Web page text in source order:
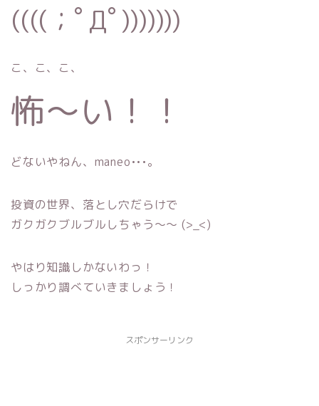
((((；ﾟДﾟ)))))))
こ、こ、こ、
怖〜い！！
どないやねん、maneo•••。
投資の世界、落とし穴だらけで
ガクガクブルブルしちゃう〜〜 (>_<)
やはり知識しかないわっ！
しっかり調べていきましょう！
スポンサーリンク